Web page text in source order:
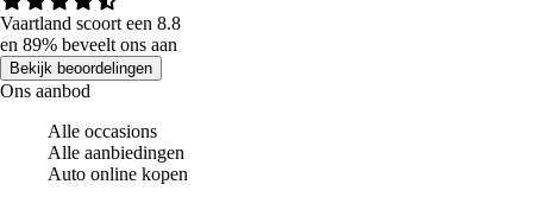
Vaartland scoort een 8.8
en 89% beveelt ons aan
Bekijk beoordelingen
Ons aanbod
Alle occasions
Alle aanbiedingen
Auto online kopen